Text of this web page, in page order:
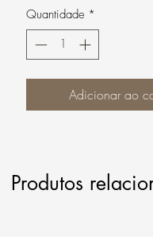
Quantidade *
Adicionar ao
Produtos